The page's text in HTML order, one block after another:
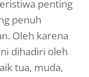
penting
penuh
Oleh karena
dihadiri oleh
tua, muda,